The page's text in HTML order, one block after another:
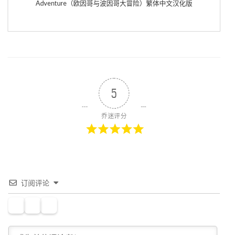
Adventure（欧因哥与波因哥大冒险）繁体中文汉化版
5
乔迷评分
订阅评论